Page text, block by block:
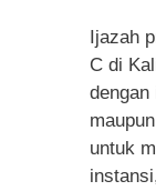
Ijazah
C di
dengan
untuk